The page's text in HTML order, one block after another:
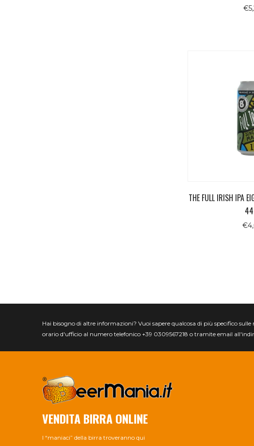
€
THE FULL IRISH IPA
€
Hai bisogno di altre informazioni? Vuoi sapere qualcosa di più specifico
orario d'ufficio al numero telefonico +39 0309567218 o tramite email
VENDITA BIRRA ONLINE
I “maniaci” della birra troveranno qui